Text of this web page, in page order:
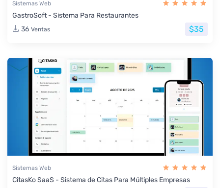
Sistemas Web
GastroSoft - Sistema Para Restaurantes
36 Ventas $35
Sistemas Web
CitasKo SaaS - Sistema de Citas Para Múltiples Empresas